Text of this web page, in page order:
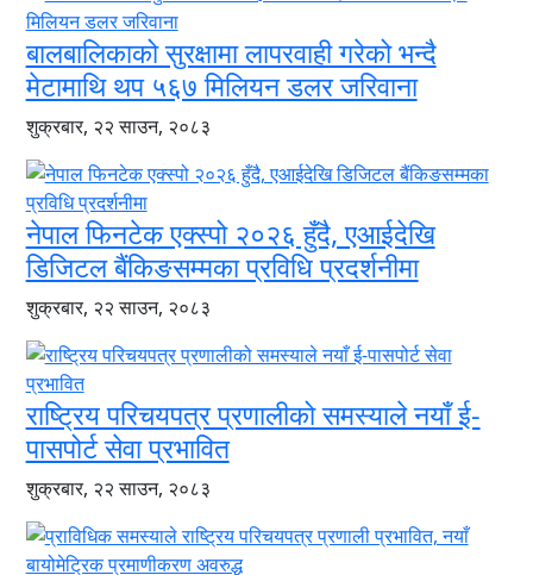
बालबालिकाको सुरक्षामा लापरवाही गरेको भन्दै
मेटामाथि थप ५६७ मिलियन डलर जरिवाना
शुक्रबार, २२ साउन, २०८३
नेपाल फिनटेक एक्स्पो २०२६ हुँदै, एआईदेखि
डिजिटल बैंकिङसम्मका प्रविधि प्रदर्शनीमा
शुक्रबार, २२ साउन, २०८३
राष्ट्रिय परिचयपत्र प्रणालीको समस्याले नयाँ ई-
पासपोर्ट सेवा प्रभावित
शुक्रबार, २२ साउन, २०८३